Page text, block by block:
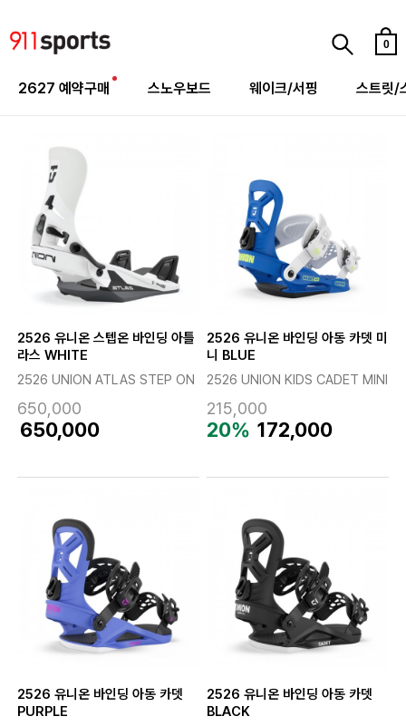
0
2627 예약구매 스노우보드 웨이크/서핑 스트릿/
2526 유니온 스텝온 바인딩 아틀
라스 WHITE
2526 UNION ATLAS STEP ON
650,000
650,000
2526 유니온 바인딩 아동 카뎃 미
니 BLUE
2526 UNION KIDS CADET MINI
215,000
20% 172,000
2526 유니온 바인딩 아동 카뎃
PURPLE
2526 유니온 바인딩 아동 카뎃
BLACK